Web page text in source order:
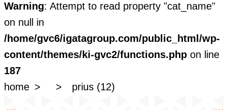
Warning: Attempt to read property "cat_name"
on null in
/home/gvc6/igatagroup.com/public_html/wp-
content/themes/ki-gvc2/functions.phpon line
187
home
prius (12)